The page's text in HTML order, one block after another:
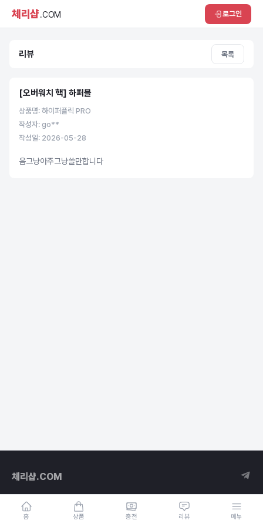
체리샵.COM 로그인
리뷰 목록
[오버워치 핵] 하퍼블
상품명: 하이퍼플릭 PRO
작성자: go**
작성일: 2026-05-28
음그냥아주그냥쓸만합니다
홈 상품 충전 리뷰 메뉴
체리샵.COM